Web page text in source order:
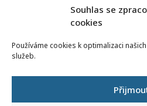
Souhlas se
cookies
Používáme cookies k optimalizaci
služeb.
GDPR